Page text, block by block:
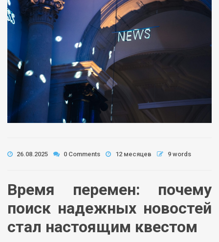
26.08.2025 0 Comments 12 месяцев 9 words
Время перемен: почему
поиск надежных новостей
стал настоящим квестом